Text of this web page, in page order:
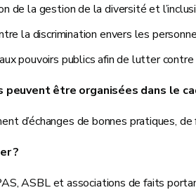
de la gestion de la diversité et
la discrimination envers les
pouvoirs publics afin de lutter
être organisées dans le
d’échanges de bonnes pratiques,
?
ASBL et associations de faits